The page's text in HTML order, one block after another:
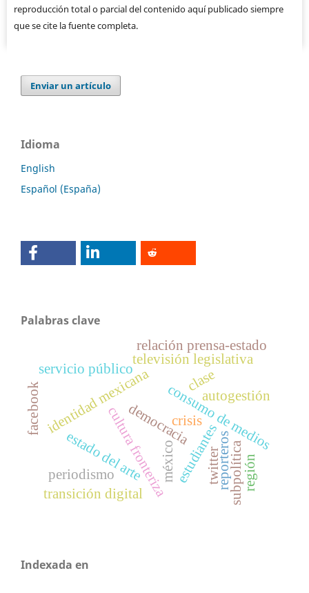
reproducción total o parcial del contenido aquí publicado siempre
que se cite la fuente completa.
Enviar un artículo
Idioma
English
Español (España)
Palabras clave
cultura fronteriza
identidad mexicana clase
consumo de medios
estudiantes
televisión legislativa
democracia
servicio público
relación prensa-estado
reporteros
transición digital
estado del arte méxico twitter
crisis
facebook
periodismo
autogestión
subpolíticaregión
Indexada en